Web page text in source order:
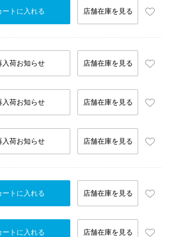
ートに入れる 店舗在庫を見る
入荷お知らせ 店舗在庫を見る
入荷お知らせ 店舗在庫を見る
入荷お知らせ 店舗在庫を見る
ートに入れる 店舗在庫を見る
ートに入れる 店舗在庫を見る